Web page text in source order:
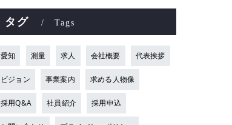
タグ Tags
愛知 測量 求人 会社概要 代表挨拶
ビジョン 事業案内 求める人物像
採用Q&A 社員紹介 採用申込